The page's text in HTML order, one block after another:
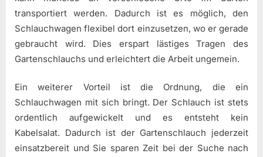
transportiert werden. Dadurch ist es möglich, den
Schlauchwagen flexibel dort einzusetzen, wo er gerade
gebraucht wird. Dies erspart lästiges Tragen des
Gartenschlauchs und erleichtert die Arbeit ungemein.
Ein weiterer Vorteil ist die Ordnung, die ein
Schlauchwagen mit sich bringt. Der Schlauch ist stets
ordentlich aufgewickelt und es entsteht kein
Kabelsalat. Dadurch ist der Gartenschlauch jederzeit
einsatzbereit und Sie sparen Zeit bei der Suche nach